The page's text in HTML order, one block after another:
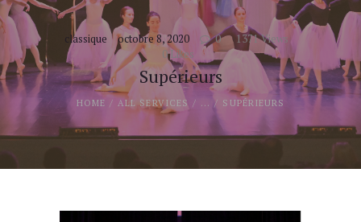
classique octobre 8, 2020 0 1371Views
0Likes
Supérieurs
HOME ALL SERVICES ... SUPÉRIEURS
Contacts